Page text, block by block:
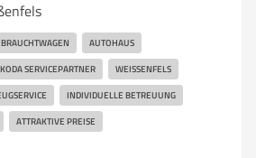
AUTOHAUS
SERVICEPARTNER WEISSENFELS
INDIVIDUELLE BETREUUNG
ATTRAKTIVE PREISE